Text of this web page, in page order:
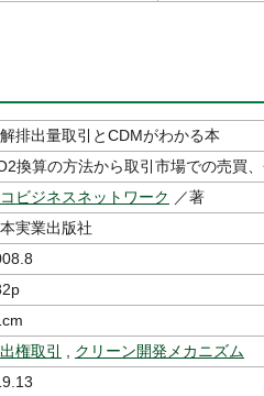
排出量取引とCDMがわかる本
換算の方法から取引市場での売買
ビジネスネットワーク ／著
実業出版社
権取引
クリーン開発メカニズム